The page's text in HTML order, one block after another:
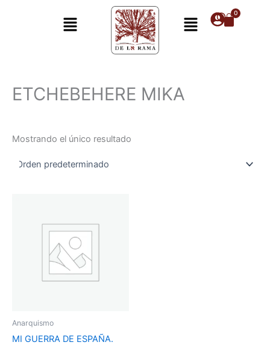
Menú Menú
ETCHEBEHERE MIKA
Mostrando el único resultado
Anarquismo
MI GUERRA DE ESPAÑA.